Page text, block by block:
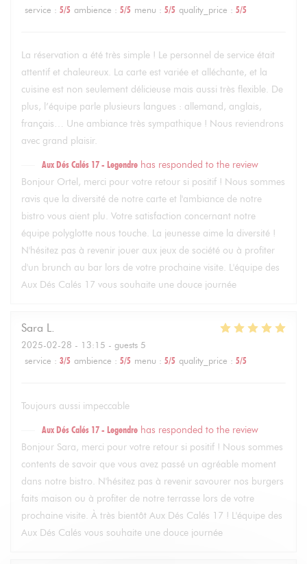
service : 5/5 ambience : 5/5 menu : 5/5 quality_price : 5/5
La réservation a été très simple ! Le personnel de service était
attentif et chaleureux. La carte est variée et alléchante, et la
cuisine est non seulement délicieuse mais aussi très flexible. De
plus, l’équipe parle plusieurs langues : allemand, anglais,
français… Une ambiance très sympathique ! Nous reviendrons
avec grand plaisir.
Aux Dés Calés 17 - Legendre has responded to the review
Bonjour Ortel, merci pour votre retour si positif ! Nous sommes
ravis que la diversité de notre carte et l'ambiance de notre
bistro vous aient plu. Votre satisfaction concernant notre
équipe polyglotte nous touche. La jeunesse aime la diversité !
N'hésitez pas à revenir jouer aux jeux de société ou à profiter
d'un brunch au bar lors de votre prochaine visite. L'équipe des
Aux Dés Calés 17 vous souhaite une douce journée
Sara L
2025-02-28 - 13:15 - guests 5
service : 3/5 ambience : 5/5 menu : 5/5 quality_price : 5/5
Toujours aussi impeccable
Aux Dés Calés 17 - Legendre has responded to the review
Bonjour Sara, merci pour votre retour si positif ! Nous sommes
contents de savoir que vous avez passé un agréable moment
dans notre bistro. N'hésitez pas à revenir savourer nos burgers
faits maison ou à profiter de notre terrasse lors de votre
prochaine visite. À très bientôt Aux Dés Calés 17 ! L'équipe des
Aux Dés Calés vous souhaite une douce journée